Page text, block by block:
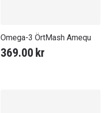
Omega-3 ÖrtMash Amequ
369.00 kr